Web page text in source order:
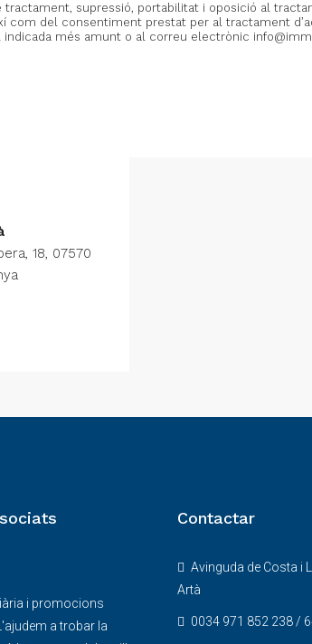
supressió, portabilitat i oposició al
com del consentiment prestat per al tractament
indicada més amunt o al correu electrònic
18, 07570
i promocions
a trobar la
Contactar
Avinguda de Costa i
Artà
0034 971 852 238 /